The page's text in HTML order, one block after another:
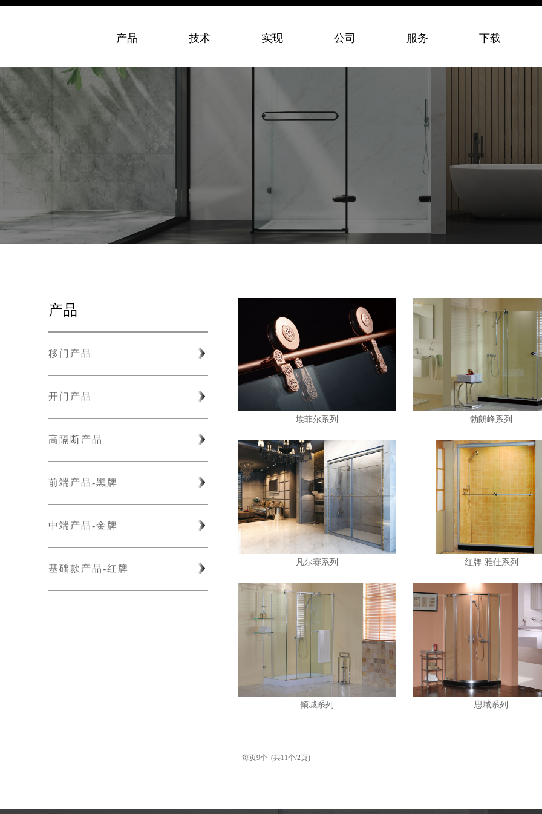
产品 技术 实现 公司 服务 下载
产品
移门产品
开门产品
高隔断产品
前端产品-黑牌
中端产品-金牌
基础款产品-红牌
埃菲尔系列 勃朗峰系列
凡尔赛系列 红牌-雅仕系列
倾城系列 思域系列
每页9个 (共11个/2页)